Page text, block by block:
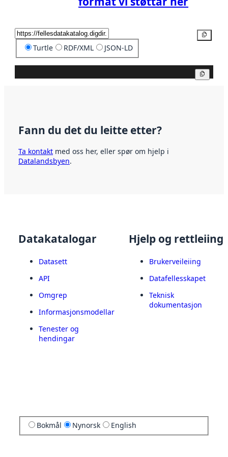
Turtle RDF/XML JSON-LD
Fann du det du leitte etter?
Ta kontakt med oss her, eller spør om hjelp i
Datalandsbyen.
Datakatalogar
Datasett
API
Omgrep
Informasjonsmodellar
Tenester og
hendingar
Hjelp og rettleiing
Brukerveileiing
Datafellesskapet
Teknisk
dokumentasjon
Bokmål Nynorsk English